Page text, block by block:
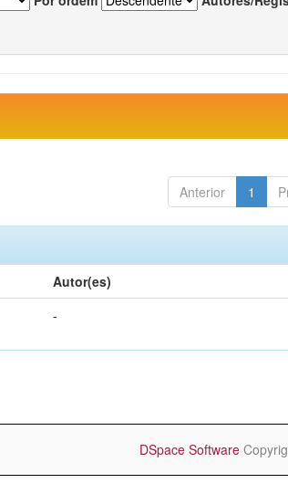
Anterior 1
Autor(es)
-
DSpace Software